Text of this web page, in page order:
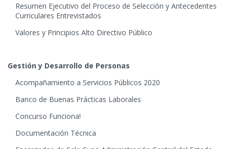
Resumen Ejecutivo del Proceso de Selección y Antecedentes
Curriculares Entrevistados
Valores y Principios Alto Directivo Público
Gestión y Desarrollo de Personas
Acompañamiento a Servicios Públicos 2020
Banco de Buenas Prácticas Laborales
Concurso Funciona!
Documentación Técnica